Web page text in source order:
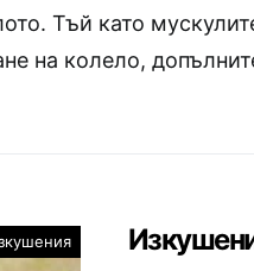
Тъй като
на колело,